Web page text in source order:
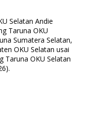
Selatan Andie
Taruna OKU
Sumatera Selatan,
OKU Selatan usai
Taruna OKU Selatan